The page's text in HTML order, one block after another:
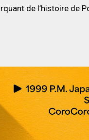
de l’histoire de